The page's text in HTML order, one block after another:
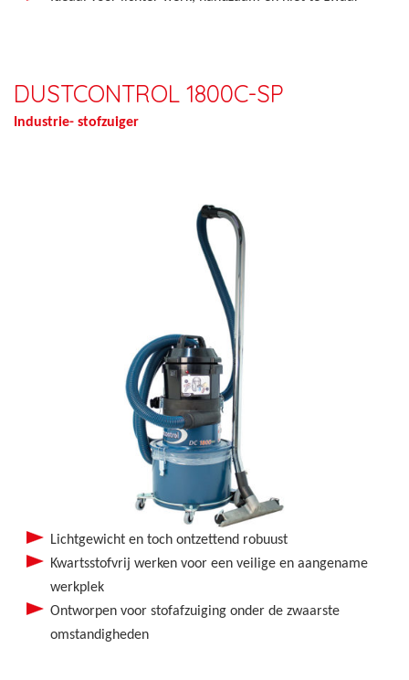
DUSTCONTROL 1800C-SP
Industrie- stofzuiger
Lichtgewicht en toch ontzettend robuust
Kwartsstofvrij werken voor een veilige en aangename
werkplek
Ontworpen voor stofafzuiging onder de zwaarste
omstandigheden